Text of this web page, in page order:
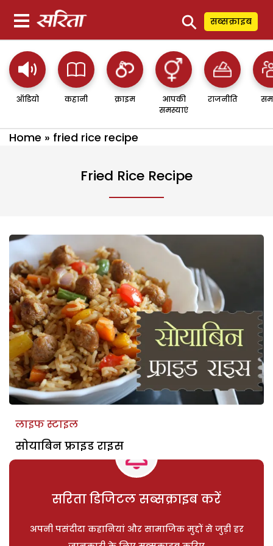
⚲ सब्सक्राइब
ऑडियो कहानी क्राइम
आपकी
समस्याएं
राजनीति
Home » fried rice recipe
Fried Rice Recipe
लाइफ स्टाइल
सोयाबिन फ्राइड राइस
सरिता डिजिटल सब्सक्राइब करें
अपनी पसंदीदा कहानियां और सामाजिक मुद्दों से जुड़ी हर